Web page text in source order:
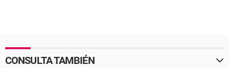
CONSULTA TAMBIÉN